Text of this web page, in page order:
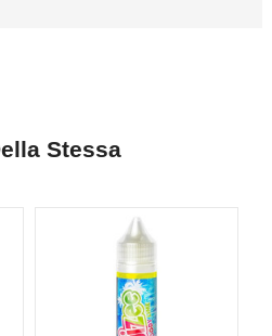
Stessa